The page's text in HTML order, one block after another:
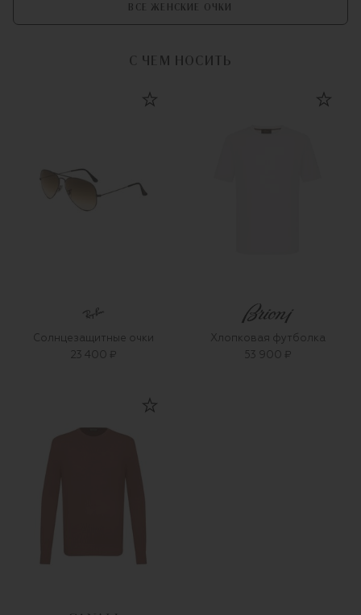
ВСЕ ЖЕНСКИЕ ОЧКИ
С ЧЕМ НОСИТЬ
Солнцезащитные очки
23 400 ₽
Хлопковая футболка
53 900 ₽